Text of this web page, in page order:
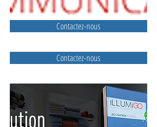
Contactez-nous
Contactez-nous